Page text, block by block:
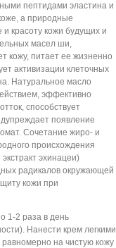
пептидами эластина и
а природные
красоту кожи будущих и
масел ши,
кожу, питает ее жизненно
активизации клеточных
Натуральное масло
эффективно
способствует
появление
Сочетание жиро- и
происхождения
эхинацеи)
радикалов окружающей
кожи при
1-2 раза в день
Нанести крем легкими
на чистую кожу